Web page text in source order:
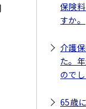
保険
すか。
介護
た。
のでし
65歳